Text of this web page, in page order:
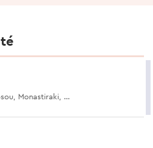
59 Mitropoleos & 36 Pandrosou, Monastiraki, 105 55